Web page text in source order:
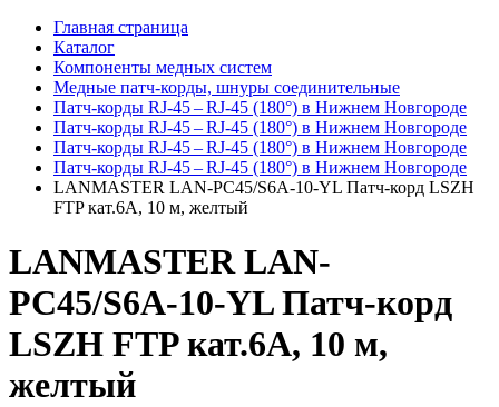
Главная страница
Каталог
Компоненты медных систем
Медные патч-корды, шнуры соединительные
Патч-корды RJ‑45 – RJ‑45 (180°) в Нижнем Новгороде
Патч-корды RJ‑45 – RJ‑45 (180°) в Нижнем Новгороде
Патч-корды RJ‑45 – RJ‑45 (180°) в Нижнем Новгороде
Патч-корды RJ‑45 – RJ‑45 (180°) в Нижнем Новгороде
LANMASTER LAN-PC45/S6A-10-YL Патч-корд LSZH
FTP кат.6A, 10 м, желтый
LANMASTER LAN-
PC45/S6A-10-YL Патч-корд
LSZH FTP кат.6A, 10 м,
желтый